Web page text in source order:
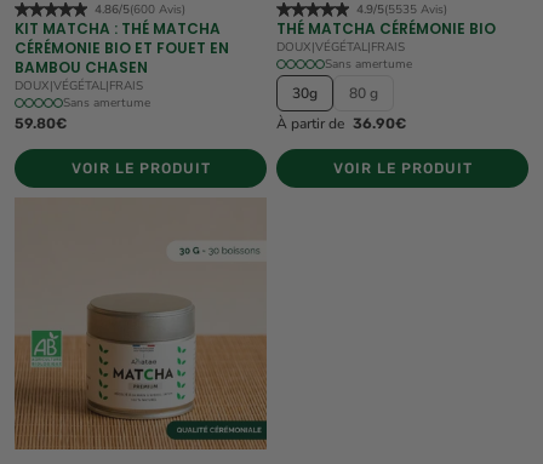
4.86/5(600 Avis)
KIT MATCHA : THÉ MATCHA
CÉRÉMONIE BIO ET FOUET EN
BAMBOU CHASEN
DOUX|VÉGÉTAL|FRAIS
Sans amertume
59.80€
VOIR LE PRODUIT
4.9/5(5535 Avis)
THÉ MATCHA CÉRÉMONIE BIO
DOUX|VÉGÉTAL|FRAIS
Sans amertume
30g
80 g
À partir de 36.90€
VOIR LE PRODUIT